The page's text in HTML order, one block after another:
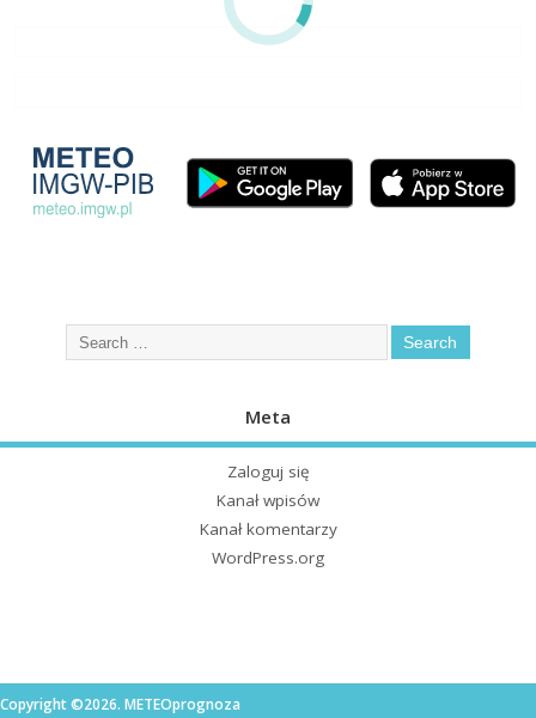
Meta
Zaloguj się
Kanał wpisów
Kanał komentarzy
WordPress.org
Copyright ©2026. METEOprognoza